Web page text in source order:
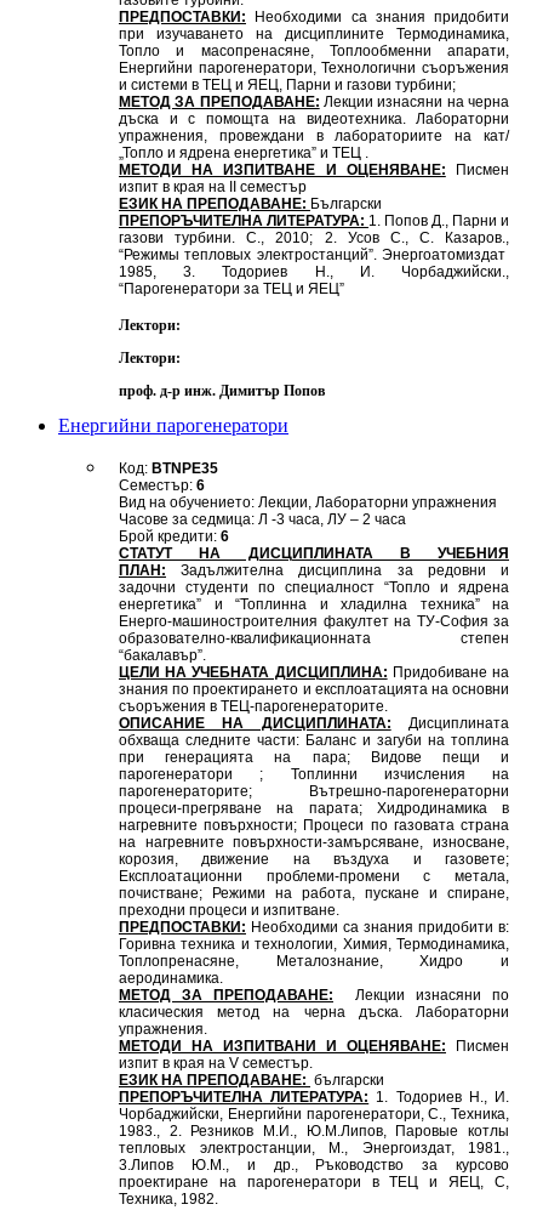
ПРЕДПОСТАВКИ: Необходими са знания придобити
при изучаването на дисциплините Термодинамика,
Топло и масопренасяне, Топлообменни апарати,
Енергийни парогенератори, Технологични съоръжения
и системи в ТЕЦ и ЯЕЦ, Парни и газови турбини;
МЕТОД ЗА ПРЕПОДАВАНЕ: Лекции изнасяни на черна
дъска и с помощта на видеотехника. Лабораторни
упражнения, провеждани в лабораториите на кат/
„Топло и ядрена енергетика” и ТЕЦ .
МЕТОДИ НА ИЗПИТВАНЕ И ОЦЕНЯВАНЕ: Писмен
изпит в края на II семестър
ЕЗИК НА ПРЕПОДАВАНЕ: Български
ПРЕПОРЪЧИТЕЛНА ЛИТЕРАТУРА: 1. Попов Д., Парни и
газови турбини. С., 2010; 2. Усов С., С. Казаров.,
“Режимы тепловых электростанций”. Энергоатомиздат
1985, 3. Тодориев Н., И. Чорбаджийски.,
“Парогенератори за ТЕЦ и ЯЕЦ”
Лектори:
Лектори:
проф. д-р инж. Димитър Попов
Енергийни парогенератори
Код: BTNPE35
Семестър: 6
Вид на обучението: Лекции, Лабораторни упражнения
Часове за седмица: Л -3 часа, ЛУ – 2 часа
Брой кредити: 6
СТАТУТ НА ДИСЦИПЛИНАТА В УЧЕБНИЯ
ПЛАН: Задължителна дисциплина за редовни и
задочни студенти по специалност “Топло и ядрена
енергетика” и “Топлинна и хладилна техника” на
Енерго-машиностроителния факултет на ТУ-София за
образователно-квалификационната степен
“бакалавър”.
ЦЕЛИ НА УЧЕБНАТА ДИСЦИПЛИНА: Придобиване на
знания по проектирането и експлоатацията на основни
съоръжения в ТЕЦ-парогенераторите.
ОПИСАНИЕ НА ДИСЦИПЛИНАТА: Дисциплината
обхваща следните части: Баланс и загуби на топлина
при генерацията на пара; Видове пещи и
парогенератори ; Топлинни изчисления на
парогенераторите; Вътрешно-парогенераторни
процеси-прегряване на парата; Хидродинамика в
нагревните повърхности; Процеси по газовата страна
на нагревните повърхности-замърсяване, износване,
корозия, движение на въздуха и газовете;
Експлоатационни проблеми-промени с метала,
почистване; Режими на работа, пускане и спиране,
преходни процеси и изпитване.
ПРЕДПОСТАВКИ: Необходими са знания придобити в:
Горивна техника и технологии, Химия, Термодинамика,
Топлопренасяне, Металознание, Хидро и
аеродинамика.
МЕТОД ЗА ПРЕПОДАВАНЕ: Лекции изнасяни по
класическия метод на черна дъска. Лабораторни
упражнения.
МЕТОДИ НА ИЗПИТВАНИ И ОЦЕНЯВАНЕ: Писмен
изпит в края на V семестър.
ЕЗИК НА ПРЕПОДАВАНЕ: български
ПРЕПОРЪЧИТЕЛНА ЛИТЕРАТУРА: 1. Тодориев Н., И.
Чорбаджийски, Енергийни парогенератори, С., Техника,
1983., 2. Резников М.И., Ю.М.Липов, Паровые котлы
тепловых электростанции, М., Энергоиздат, 1981.,
3.Липов Ю.М., и др., Ръководство за курсово
проектиране на парогенератори в ТЕЦ и ЯЕЦ, С,
Техника, 1982.